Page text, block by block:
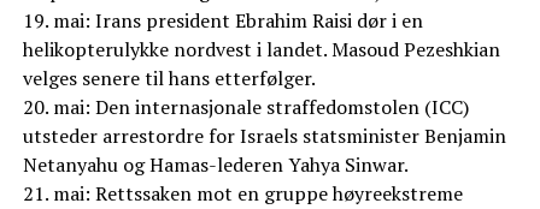
19. mai: Irans president Ebrahim Raisi dør i en
helikopterulykke nordvest i landet. Masoud Pezeshkian
velges senere til hans etterfølger.
20. mai: Den internasjonale straffedomstolen (ICC)
utsteder arrestordre for Israels statsminister Benjamin
Netanyahu og Hamas-lederen Yahya Sinwar.
21. mai: Rettssaken mot en gruppe høyreekstreme